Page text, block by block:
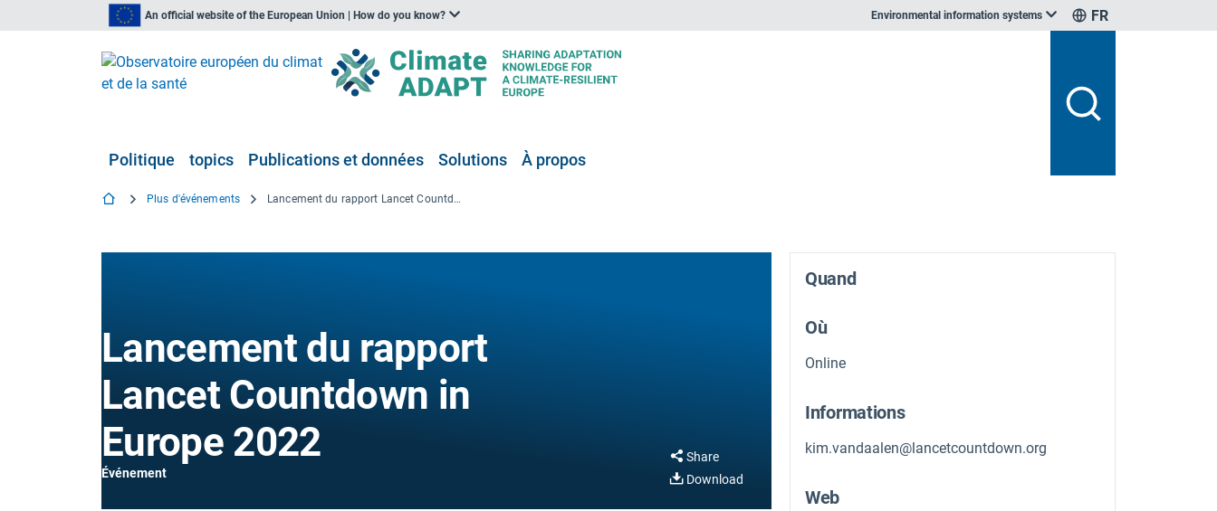
An official website of the European Union | How do you know? Environmental information systems FR
Politique topics Publications et données Solutions À propos
Plus d'événements Lancement du rapport Lancet Countdown in Europe 2022
Lancement du rapport
Lancet Countdown in
Europe 2022
Événement
Share
Download
Quand
Où
Online
Informations
kim.vandaalen@lancetcountdown.org
Web